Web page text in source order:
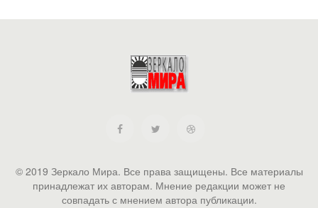
© 2019 Зеркало Мира. Все права защищены. Все материалы
принадлежат их авторам. Мнение редакции может не
совпадать с мнением автора публикации.